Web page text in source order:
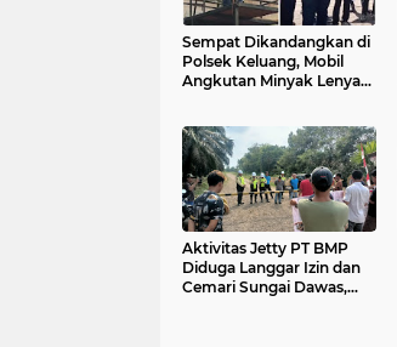
Sempat Dikandangkan di
Polsek Keluang, Mobil
Angkutan Minyak Lenyap
Aktivitas Jetty PT BMP
Diduga Langgar Izin dan
Cemari Sungai Dawas,